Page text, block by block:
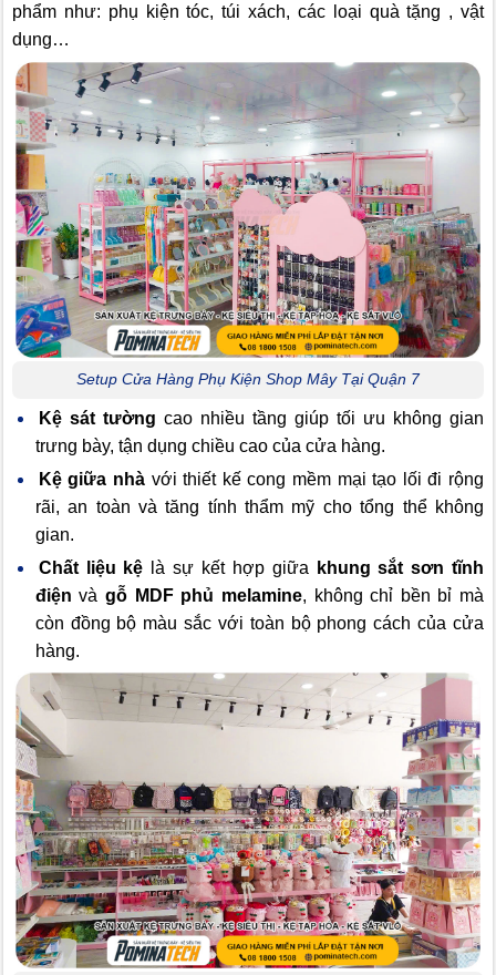
phẩm như: phụ kiện tóc, túi xách, các loại quà tặng , vật
dụng…
Setup Cửa Hàng Phụ Kiện Shop Mây Tại Quận 7
Kệ sát tường cao nhiều tầng giúp tối ưu không gian
trưng bày, tận dụng chiều cao của cửa hàng.
Kệ giữa nhà với thiết kế cong mềm mại tạo lối đi rộng
rãi, an toàn và tăng tính thẩm mỹ cho tổng thể không
gian.
Chất liệu kệ là sự kết hợp giữa
khung sắt sơn tĩnh
điện vàgỗ MDF phủ melamine, không chỉ bền bỉ mà
còn đồng bộ màu sắc với toàn bộ phong cách của cửa
hàng.